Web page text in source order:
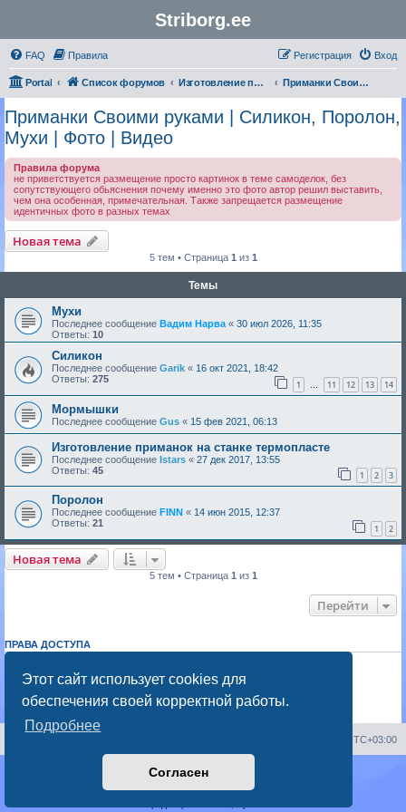
Этот сайт использует cookies для
обеспечения своей корректной работы.
Подробнее
Согласен
Striborg.ee
FAQ Правила Вход
Регистрация
Portal Список форумов Изготовление приманок своими руками | Авторские работы Приманки Своими руками | Силикон, Поролон, Мухи | Фото | Видео
Приманки Своими руками | Силикон, Поролон,
Мухи | Фото | Видео
Правила форума
не приветствуется размещение просто картинок в теме самоделок, без
сопутствующего обьяснения почему именно это фото автор решил выставить,
чем она особенная, примечательная. Также запрещается размещение
идентичных фото в разных темах
Новая тема
5 тем • Страница 1 из 1
Темы
Мухи
Последнее сообщение Вадим Нарва « 30 июл 2026, 11:35
Ответы: 10
Силикон
Последнее сообщение Garik « 16 окт 2021, 18:42
Ответы: 275 1 … 11 12 13 14
Мормышки
Последнее сообщение Gus « 15 фев 2021, 06:13
Изготовление приманок на станке термопласте
Последнее сообщение Istars « 27 дек 2017, 13:55
Ответы: 45 1 2 3
Поролон
Последнее сообщение FINN « 14 июн 2015, 12:37
Ответы: 21 1 2
Новая тема
5 тем • Страница 1 из 1
Перейти
ПРАВА ДОСТУПА
не можете отвечать на сообщения
не можетередактировать свои сообщения
не можетеудалять свои сообщения
UTC+03:00
Создано на основеphpBB® Forum Software © phpBB Limited
Русская поддержка phpBB